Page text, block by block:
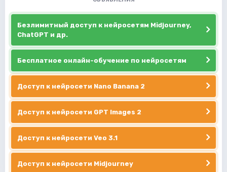
Безлимитный доступ к нейросетям Midjourney,
ChatGPT и др.
Бесплатное онлайн-обучение по нейросетям
Доступ к нейросети Nano Banana 2
Доступ к нейросети GPT Images 2
Доступ к нейросети Veo 3.1
Доступ к нейросети Midjourney